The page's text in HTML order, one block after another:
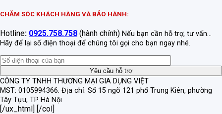
CHĂM SÓC KHÁCH HÀNG VÀ BẢO HÀNH:
Hotline: 0925.758.758 (hành chính) Nếu bạn cần hỗ trợ, tư vấn...
Hãy để lại số điện thoại để chúng tôi gọi cho bạn ngay nhé.
CÔNG TY TNHH THƯƠNG MẠI GIA DỤNG VIỆT
MST: 0105994366. Địa chỉ: Số 15 ngõ 121 phố Trung Kiên, phường
Tây Tựu, TP Hà Nội
[/ux_html] [/col]